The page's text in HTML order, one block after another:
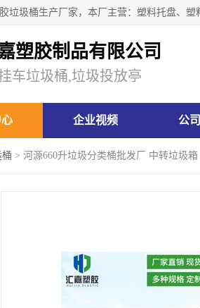
塑胶制品有限公司
车垃圾桶,垃圾投放亭
企业视频 公
> 河源660升垃圾分类桶批发厂 中转垃圾